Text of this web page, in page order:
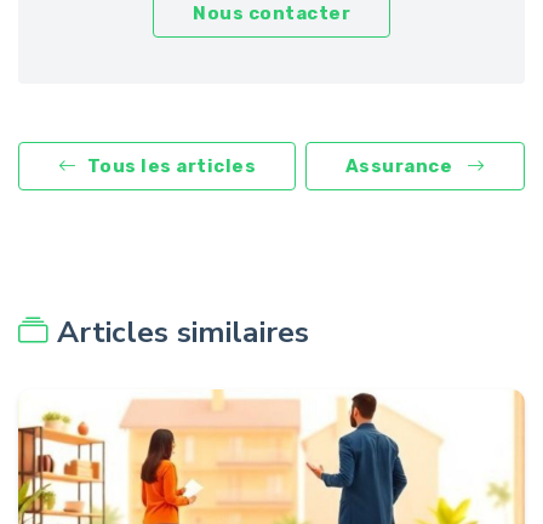
Nous contacter
Tous les articles Assurance
Articles similaires